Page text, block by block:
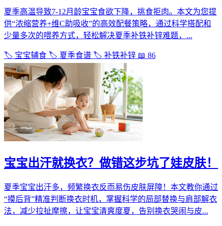
夏季高温导致7-12月龄宝宝食欲下降，挑食拒肉。本文为您提
供“浓缩营养+维C助吸收”的高效配餐策略，通过科学搭配和
少量多次的喂养方式，轻松解决夏季补铁补锌难题，...
🏷️ 宝宝辅食 🏷️ 夏季食谱 🏷️ 补铁补锌 📖 86
宝宝出汗就换衣？做错这步坑了娃皮肤！
夏季宝宝出汗多，频繁换衣反而易伤皮肤屏障！本文教你通过
“摸后背”精准判断换衣时机，掌握科学的局部替换与肩部解衣
法，减少拉扯摩擦，让宝宝清爽度夏，告别换衣哭闹与皮...